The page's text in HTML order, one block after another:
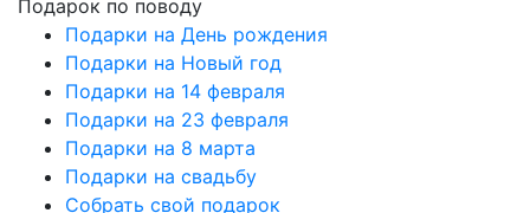
Подарок по поводу
Подарки на День рождения
Подарки на Новый год
Подарки на 14 февраля
Подарки на 23 февраля
Подарки на 8 марта
Подарки на свадьбу
Собрать свой подарок